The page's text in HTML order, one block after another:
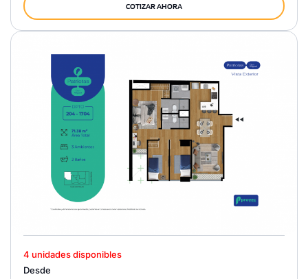
COTIZAR AHORA
4 unidades disponibles
Desde